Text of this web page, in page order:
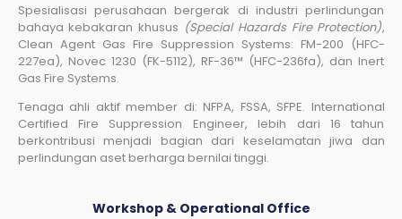
Spesialisasi perusahaan bergerak di industri perlindungan
bahaya kebakaran khusus (Special Hazards Fire Protection),
Clean Agent Gas Fire Suppression Systems: FM-200 (HFC-
227ea), Novec 1230 (FK-5112), RF-36™ (HFC-236fa), dan Inert
Gas Fire Systems.
Tenaga ahli aktif member di: NFPA, FSSA, SFPE. International
Certified Fire Suppression Engineer, lebih dari 16 tahun
berkontribusi menjadi bagian dari keselamatan jiwa dan
perlindungan aset berharga bernilai tinggi.
Workshop & Operational Office